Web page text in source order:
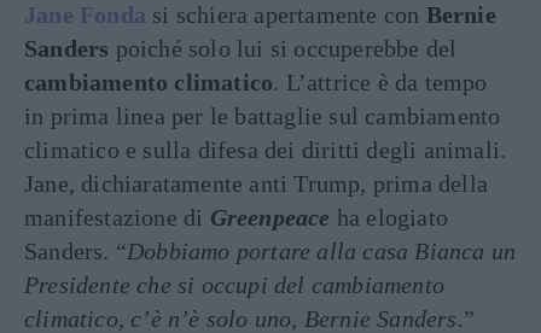
Jane Fonda si schiera apertamente con Bernie
Sanders poiché solo lui si occuperebbe del
cambiamento climatico. L’attrice è da tempo
in prima linea per le battaglie sul cambiamento
climatico e sulla difesa dei diritti degli animali.
Jane, dichiaratamente anti Trump, prima della
manifestazione di Greenpeace ha elogiato
Sanders. “Dobbiamo portare alla casa Bianca un
Presidente che si occupi del cambiamento
climatico, c’è n’è solo uno, Bernie Sanders.”